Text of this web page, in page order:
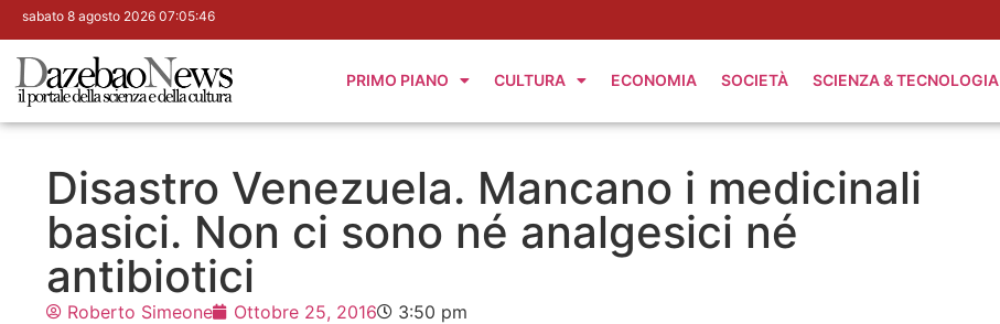
sabato 8 agosto 2026 07:05:47
PRIMO PIANO CULTURA ECONOMIA SOCIETÀ SCIENZA & TECNOLOGIA
Disastro Venezuela. Mancano i medicinali
basici. Non ci sono né analgesici né
antibiotici
Roberto Simeone Ottobre 25, 2016 3:50 pm